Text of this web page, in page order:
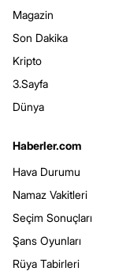
Magazin
Son Dakika
Kripto
3.Sayfa
Dünya
Haberler.com
Hava Durumu
Namaz Vakitleri
Seçim Sonuçları
Şans Oyunları
Rüya Tabirleri